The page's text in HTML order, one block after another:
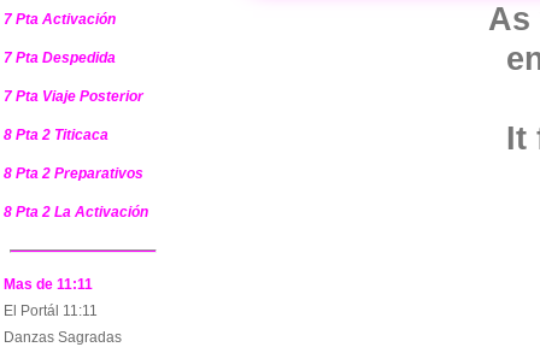
As
It
7 Pta Activación
7 Pta Despedida
7 Pta Viaje Posterior
8 Pta 2 Titicaca
8 Pta 2 Preparativos
8 Pta 2 La Activación
Mas de 11:11
El Portál 11:11
Danzas Sagradas